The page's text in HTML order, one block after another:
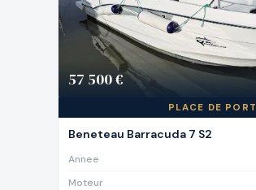
57 500 €
PLACE DE PORT
Beneteau Barracuda 7 S2
Annee
Moteur